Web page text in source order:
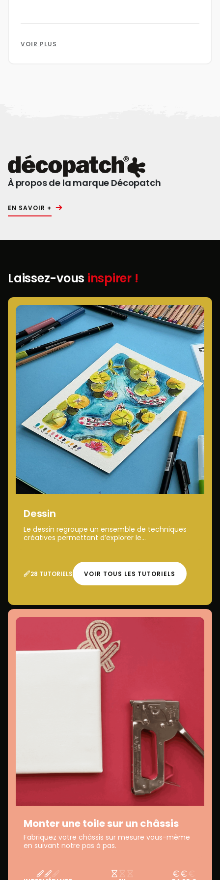
VOIR PLUS
À propos de la marque Décopatch
EN SAVOIR +
Laissez-vous inspirer !
Dessin
Le dessin regroupe un ensemble de techniques
créatives permettant d’explorer le...
28 TUTORIELS VOIR TOUS LES TUTORIELS
Monter une toile sur un châssis
Fabriquez votre châssis sur mesure vous-même
en suivant notre pas à pas.